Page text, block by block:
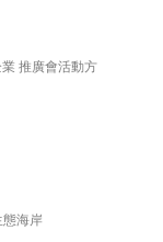
推廣會活動方
海岸